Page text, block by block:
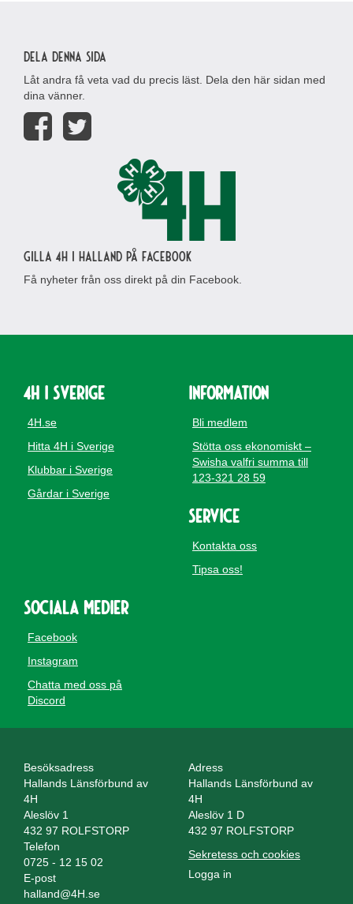
Dela denna sida
Låt andra få veta vad du precis läst. Dela den här sidan med
dina vänner.
Gilla 4H i Halland på Facebook
Få nyheter från oss direkt på din Facebook.
4H i Sverige
4H.se
Hitta 4H i Sverige
Klubbar i Sverige
Gårdar i Sverige
Information
Bli medlem
Stötta oss ekonomiskt –
Swisha valfri summa till
123-321 28 59
Service
Kontakta oss
Tipsa oss!
Sociala medier
Facebook
Instagram
Chatta med oss på
Discord
Besöksadress
Hallands Länsförbund av
4H
Aleslöv 1
432 97 ROLFSTORP
Adress
Hallands Länsförbund av
4H
Aleslöv 1 D
432 97 ROLFSTORP
Telefon
0725 - 12 15 02
E-post
halland@4H.se
Sekretess och cookies
Logga in